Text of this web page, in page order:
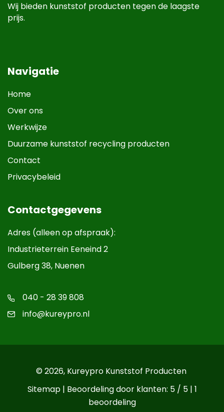
Wij bieden kunststof producten tegen de laagste
prijs.
Navigatie
Home
Over ons
Werkwijze
Duurzame kunststof recycling producten
Contact
Privacybeleid
Contactgegevens
Adres (alleen op afspraak):
Industrieterrein Eeneind 2
Gulberg 38, Nuenen
040 - 28 39 808
info@kureypro.nl
© 2026, Kureypro Kunststof Producten
Sitemap| Beoordeling door klanten: 5 / 5 | 1
beoordeling